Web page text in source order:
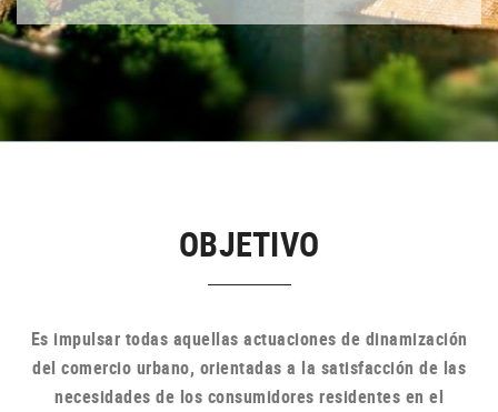
OBJETIVO
Es impulsar todas aquellas actuaciones de dinamización
del comercio urbano, orientadas a la satisfacción de las
necesidades de los consumidores residentes en el